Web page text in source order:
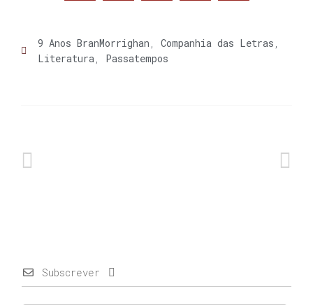
9 Anos BranMorrighan , Companhia das Letras ,
Literatura, Passatempos
Subscrever